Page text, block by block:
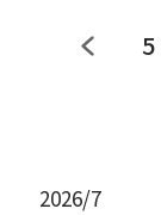
5
2026/7